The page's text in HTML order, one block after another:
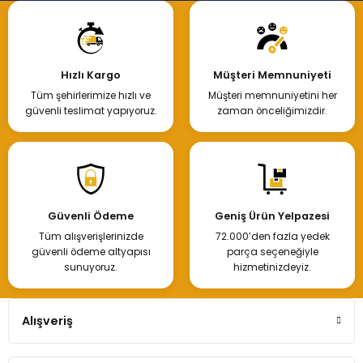
Hızlı Kargo
Tüm şehirlerimize hızlı ve
güvenli teslimat yapıyoruz.
Müşteri Memnuniyeti
Müşteri memnuniyetini her
zaman önceliğimizdir.
Güvenli Ödeme
Tüm alışverişlerinizde
güvenli ödeme altyapısı
sunuyoruz.
Geniş Ürün Yelpazesi
72.000’den fazla yedek
parça seçeneğiyle
hizmetinizdeyiz.
Alışveriş